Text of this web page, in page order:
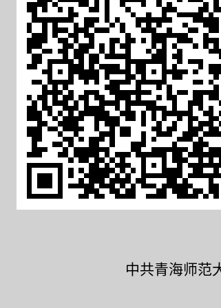
青海师范大学纪